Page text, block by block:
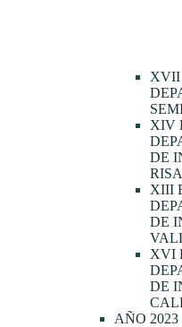
XVII
XIV
DE
XIII
DE
XVI
DE
AÑO 2023